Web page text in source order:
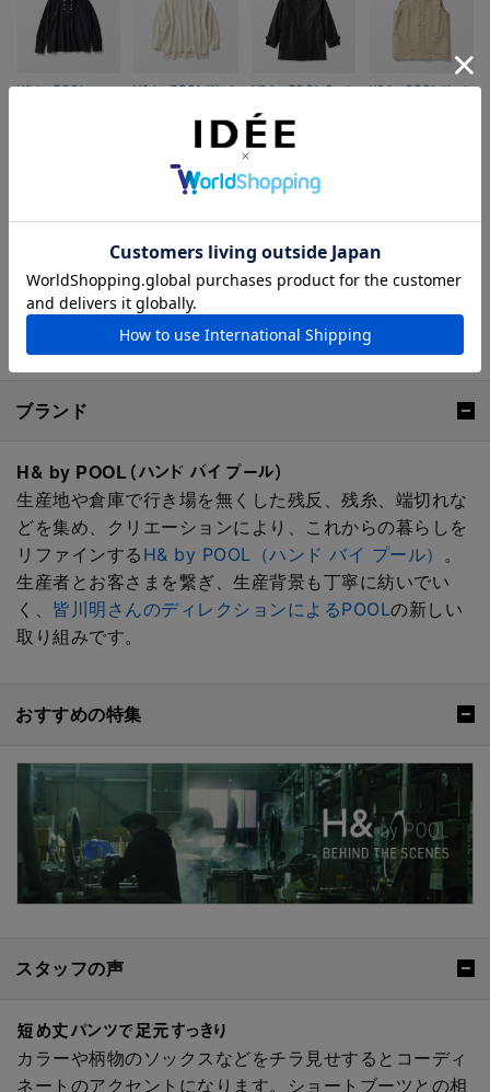
H& by POOL
H& by POOL Wool
Sweater Off
H& by POOL Coat
H& by POOL Vest
H& by POOLシリーズの全ラインナップはこちら
ブランド
H& by POOL（ハンド バイ プール）
生産地や倉庫で行き場を無くした残反、残糸、端切れな
どを集め、クリエーションにより、これからの暮らしを
リファインする H& by POOL（ハンド バイ プール） 。
生産者とお客さまを繋ぎ、生産背景も丁寧に紡いでい
く、 皆川明さんのディレクションによるPOOLの新しい
取り組みです。
おすすめの特集
スタッフの声
短め丈パンツで足元すっきり
カラーや柄物のソックスなどをチラ見せするとコーディ
ネートのアクセントになります。ショートブーツとの相